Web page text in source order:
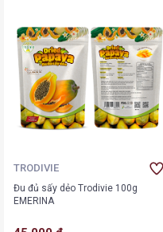
TRODIVIE
Đu đủ sấy dẻo Trodivie 100g
EMERINA